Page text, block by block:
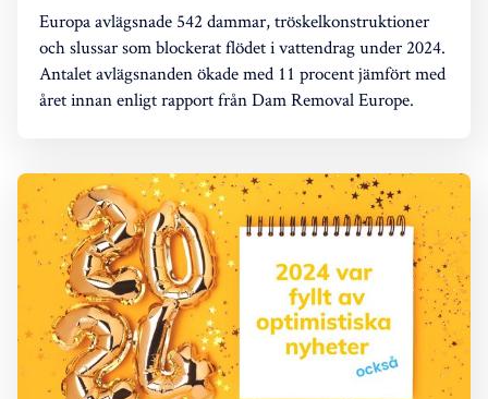
Europa avlägsnade 542 dammar, tröskelkonstruktioner
och slussar som blockerat flödet i vattendrag under 2024.
Antalet avlägsnanden ökade med 11 procent jämfört med
året innan enligt rapport från Dam Removal Europe.